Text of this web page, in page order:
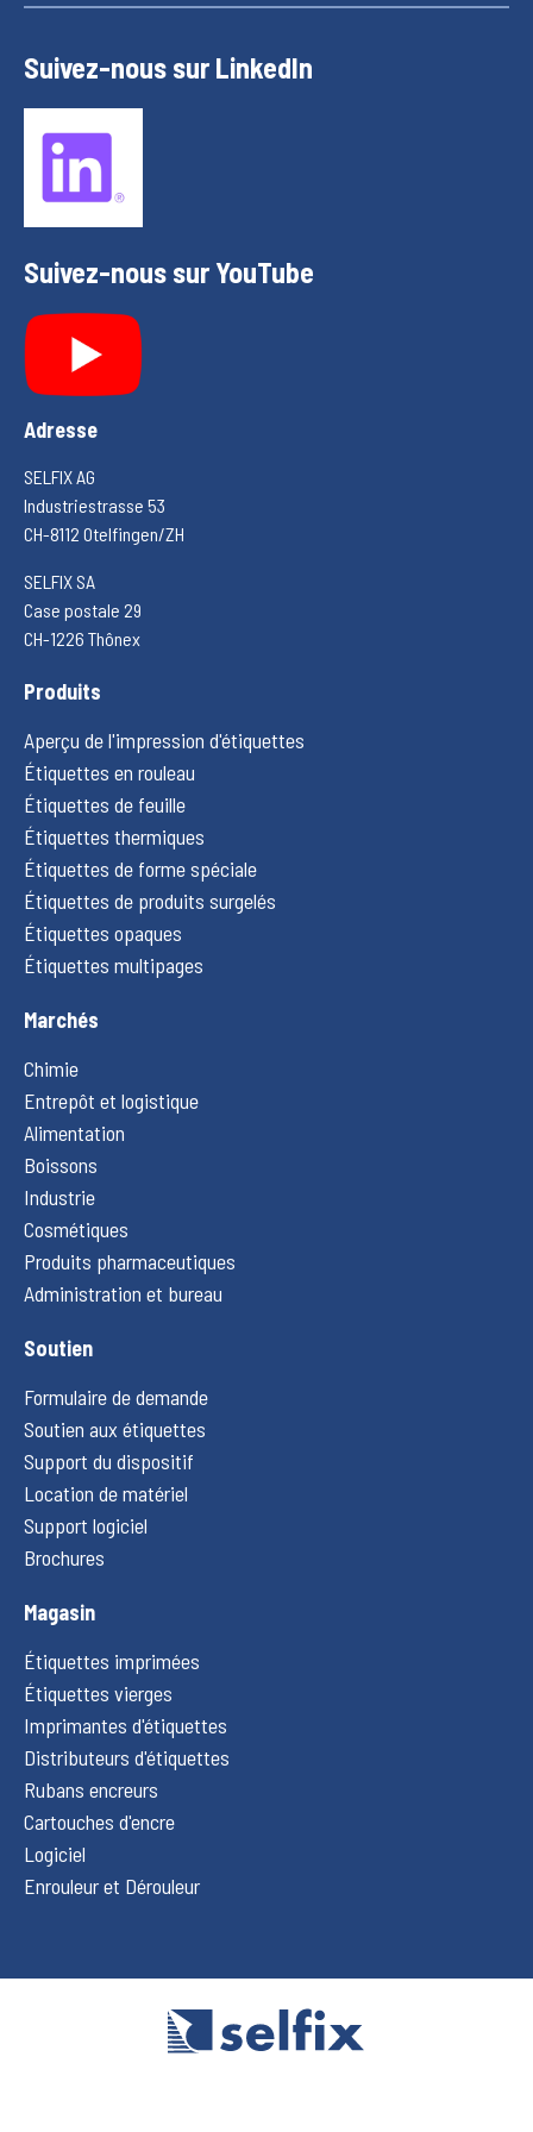
Suivez-nous sur LinkedIn
Suivez-nous sur YouTube
Adresse
SELFIX AG
Industriestrasse 53
CH-8112 Otelfingen/ZH
SELFIX SA
Case postale 29
CH-1226 Thônex
Produits
Aperçu de l'impression d'étiquettes
Étiquettes en rouleau
Étiquettes de feuille
Étiquettes thermiques
Étiquettes de forme spéciale
Étiquettes de produits surgelés
Étiquettes opaques
Étiquettes multipages
Marchés
Chimie
Entrepôt et logistique
Alimentation
Boissons
Industrie
Cosmétiques
Produits pharmaceutiques
Administration et bureau
Soutien
Formulaire de demande
Soutien aux étiquettes
Support du dispositif
Location de matériel
Support logiciel
Brochures
Magasin
Étiquettes imprimées
Étiquettes vierges
Imprimantes d'étiquettes
Distributeurs d'étiquettes
Rubans encreurs
Cartouches d'encre
Logiciel
Enrouleur et Dérouleur